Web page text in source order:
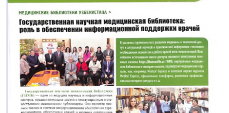
ГНМБ
История здравоохранения Узбекистана
Периодические издания
Медики Узбекистана
Фотогалерея